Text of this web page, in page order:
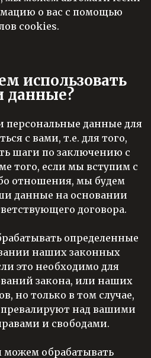
о вас с помощью
cookies.
использовать
данные?
данные для
с вами, т.е. для того,
шаги по заключению с
того, если мы вступим с
отношения, мы будем
данные на основании
договора.
определенные
наших законных
это необходимо для
закона, или наших
но только в том случае,
превалируют над вашими
и свободами.
можем обрабатывать